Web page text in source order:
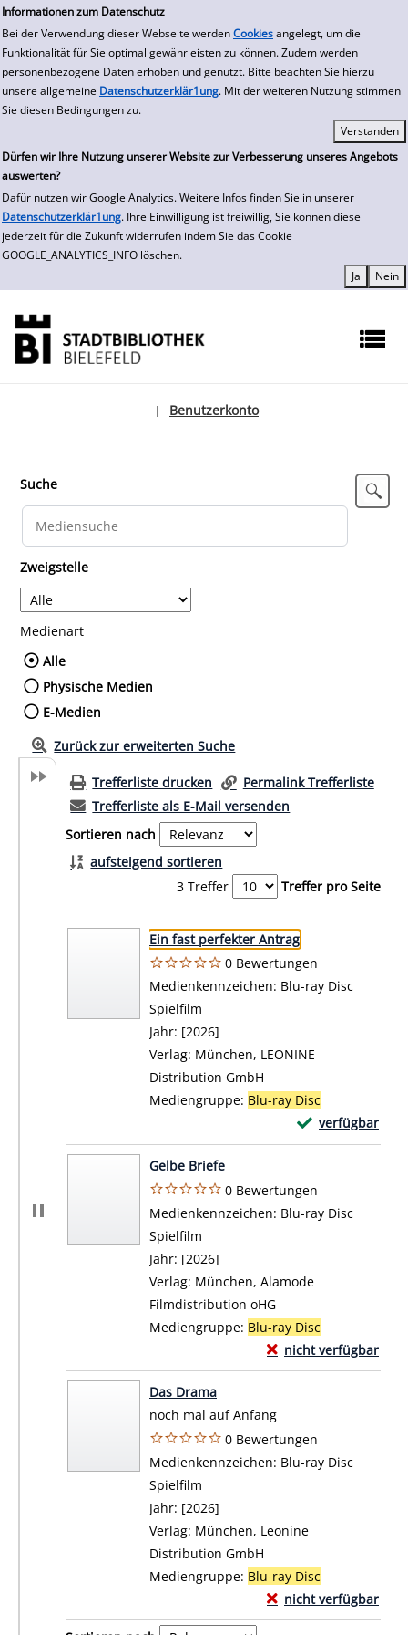
Informationen zum Datenschutz
Bei der Verwendung dieser Webseite werden Cookies angelegt, um die
Funktionalität für Sie optimal gewährleisten zu können. Zudem werden
personenbezogene Daten erhoben und genutzt. Bitte beachten Sie hierzu
unsere allgemeine Datenschutzerklär1ung. Mit der weiteren Nutzung stimmen
Sie diesen Bedingungen zu.
Dürfen wir Ihre Nutzung unserer Website zur Verbesserung unseres Angebots
auswerten?
Dafür nutzen wir Google Analytics. Weitere Infos finden Sie in unserer
Datenschutzerklär1ung. Ihre Einwilligung ist freiwillig, Sie können diese
jederzeit für die Zukunft widerrufen indem Sie das Cookie
GOOGLE_ANALYTICS_INFO löschen.
zur Navigation springen
zum Inhalt springen
Zu den Suchfiltern springen
Zur Trefferliste springen
Benutzerkonto
Suche
Zweigstelle
Medienart
Wählen Sie die Medienart nach der Sie
Alle
Physische Medien
E-Medien
Zurück zur erweiterten Suche
Trefferliste drucken
Permalink Trefferliste
Trefferliste als E-Mail versenden
Sortieren nach
aufsteigend sortieren
3 Treffer
Treffer pro Seite
Suchergebnis
Zu den Suchfiltern springen
Ein fast perfekter Antrag
0 Bewertungen
Suche nach diesem Verfasser
Medienkennzeichen: Blu-ray Disc
Spielfilm
Jahr: [2026]
Verlag: München, LEONINE
Distribution GmbH
Mediengruppe: Blu-ray Disc
verfügbar
Exemplar-
Zum Download
Gelbe Briefe
0 Bewertungen
Suche nach diesem Verfasser
Medienkennzeichen: Blu-ray Disc
Spielfilm
Jahr: [2026]
Verlag: München, Alamode
Filmdistribution oHG
Mediengruppe: Blu-ray Disc
nicht verfügbar
Exemplar-Details
Zum Download von
Das Drama
noch mal auf Anfang
0 Bewertungen
Suche nach diesem Verfasser
Medienkennzeichen: Blu-ray Disc
Spielfilm
Jahr: [2026]
Verlag: München, Leonine
Distribution GmbH
Mediengruppe: Blu-ray Disc
nicht verfügbar
Exemplar-Details von
Zum Download von